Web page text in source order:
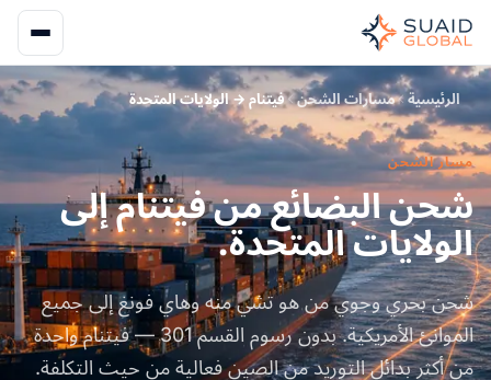
الرئيسية مسارات الشحن فيتنام → الولايات المتحدة
مسار الشحن
شحن البضائع من فيتنام إلى
الولايات المتحدة.
شحن بحري وجوي من هو تشي منه وهاي فونغ إلى جميع
الموانئ الأمريكية. بدون رسوم القسم 301 — فيتنام واحدة
من أكثر بدائل التوريد من الصين فعالية من حيث التكلفة.